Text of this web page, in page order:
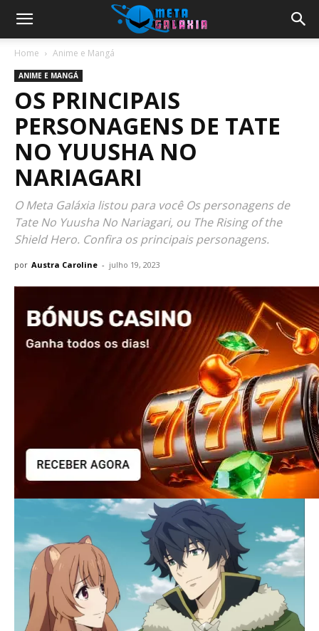
Home Anime e Mangá
ANIME E MANGÁ
OS PRINCIPAIS
PERSONAGENS DE TATE
NO YUUSHA NO
NARIAGARI
O Meta Galáxia listou para você Os personagens de
Tate No Yuusha No Nariagari, ou The Rising of the
Shield Hero. Confira os principais personagens.
por Austra Caroline - julho 19, 2023